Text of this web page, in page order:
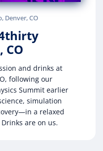
Denver, CO
CO
and drinks at
following our
Summit earlier
simulation
a relaxed
are on us.